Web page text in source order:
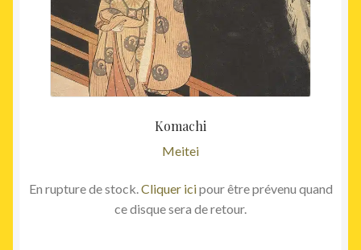
Komachi
Meitei
En rupture de stock.Cliquer icipour être prévenu quand
ce disque sera de retour.